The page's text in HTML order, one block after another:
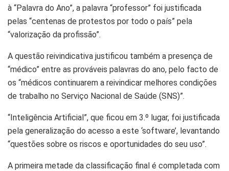
à “Palavra do Ano”, a palavra “professor” foi justificada
pelas “centenas de protestos por todo o país” pela
“valorização da profissão”.
A questão reivindicativa justificou também a presença de
“médico” entre as prováveis palavras do ano, pelo facto de
os “médicos continuarem a reivindicar melhores condições
de trabalho no Serviço Nacional de Saúde (SNS)”.
“Inteligência Artificial”, que ficou em 3.º lugar, foi justificada
pela generalização do acesso a este ‘software’, levantando
“questões sobre os riscos e oportunidades do seu uso”.
A primeira metade da classificação final é completada com